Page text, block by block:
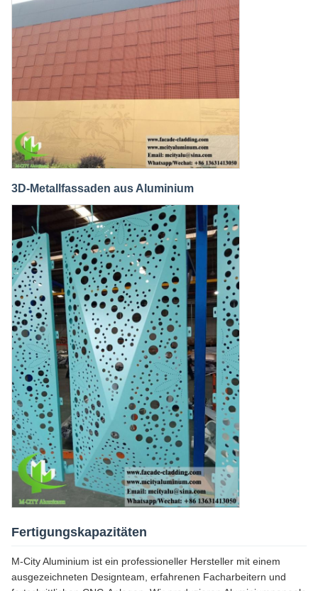
3D-Metallfassaden aus Aluminium
Fertigungskapazitäten
M-City Aluminium ist ein professioneller Hersteller mit einem
ausgezeichneten Designteam, erfahrenen Facharbeitern und